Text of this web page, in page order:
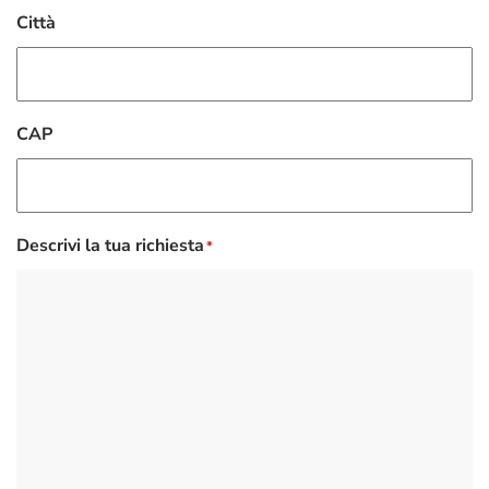
Città
CAP
Descrivi la tua richiesta*